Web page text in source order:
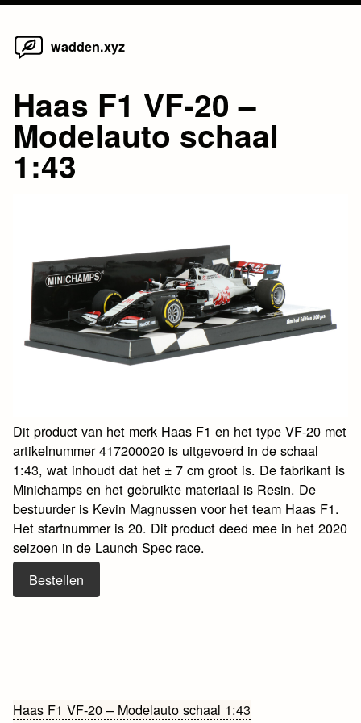
Skip
wadden.xyz
Haas F1 VF-20 –
Modelauto schaal
1:43
Dit product van het merk Haas F1 en het type VF-20 met
artikelnummer 417200020 is uitgevoerd in de schaal
1:43, wat inhoudt dat het ± 7 cm groot is. De fabrikant is
Minichamps en het gebruikte materiaal is Resin. De
bestuurder is Kevin Magnussen voor het team Haas F1.
Het startnummer is 20. Dit product deed mee in het 2020
seizoen in de Launch Spec race.
Bestellen
Bericht
Haas F1 VF-20 – Modelauto schaal 1:43